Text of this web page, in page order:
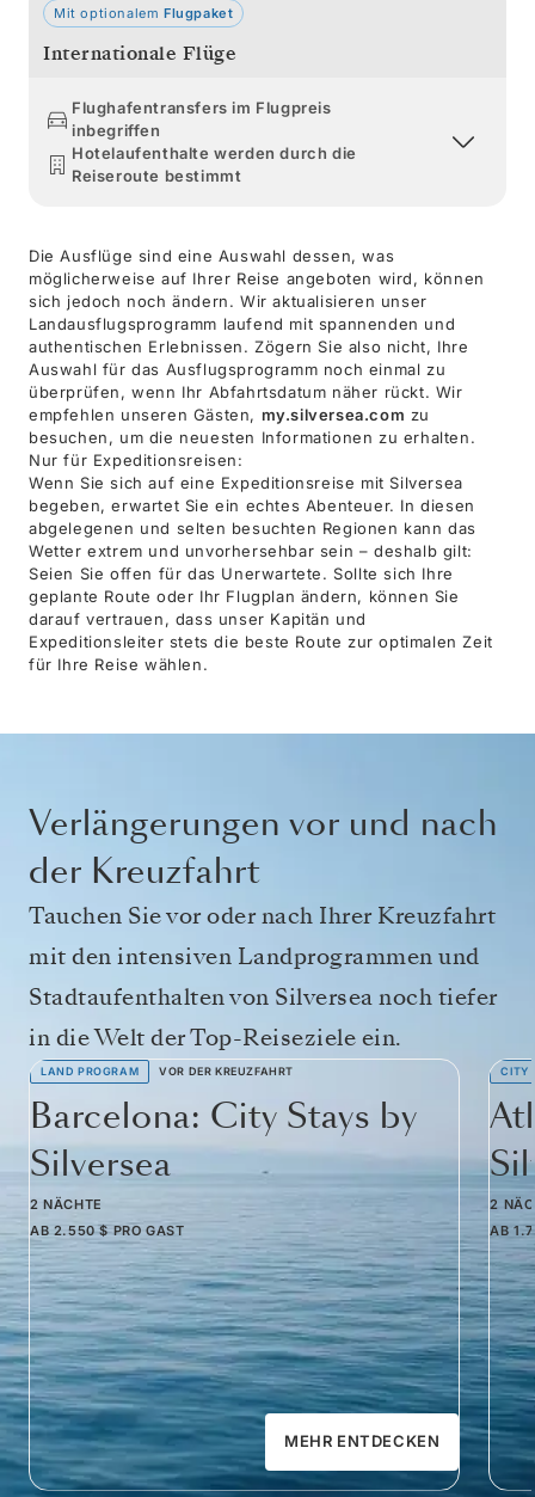
Mit optionalem Flugpaket
Internationale Flüge
Flughafentransfers im Flugpreis
inbegriffen
Hotelaufenthalte werden durch die
Reiseroute bestimmt
Die Ausflüge sind eine Auswahl dessen, was
möglicherweise auf Ihrer Reise angeboten wird, können
sich jedoch noch ändern. Wir aktualisieren unser
Landausflugsprogramm laufend mit spannenden und
authentischen Erlebnissen. Zögern Sie also nicht, Ihre
Auswahl für das Ausflugsprogramm noch einmal zu
überprüfen, wenn Ihr Abfahrtsdatum näher rückt. Wir
empfehlen unseren Gästen, my.silversea.com zu
besuchen, um die neuesten Informationen zu erhalten.
Nur für Expeditionsreisen:
Wenn Sie sich auf eine Expeditionsreise mit Silversea
begeben, erwartet Sie ein echtes Abenteuer. In diesen
abgelegenen und selten besuchten Regionen kann das
Wetter extrem und unvorhersehbar sein – deshalb gilt:
Seien Sie offen für das Unerwartete. Sollte sich Ihre
geplante Route oder Ihr Flugplan ändern, können Sie
darauf vertrauen, dass unser Kapitän und
Expeditionsleiter stets die beste Route zur optimalen Zeit
für Ihre Reise wählen.
Verlängerungen vor und nach
der Kreuzfahrt
Tauchen Sie vor oder nach Ihrer Kreuzfahrt
mit den intensiven Landprogrammen und
Stadtaufenthalten von Silversea noch tiefer
in die Welt der Top-Reiseziele ein.
LAND PROGRAM VOR DER KREUZFAHRT
Barcelona: City Stays by
Silversea
2 NÄCHTE
AB 2.550 $ PRO GAST
MEHR ENTDECKEN
CITY
2
AB